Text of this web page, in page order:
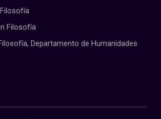
Filosofía
Departamento de Humanidades